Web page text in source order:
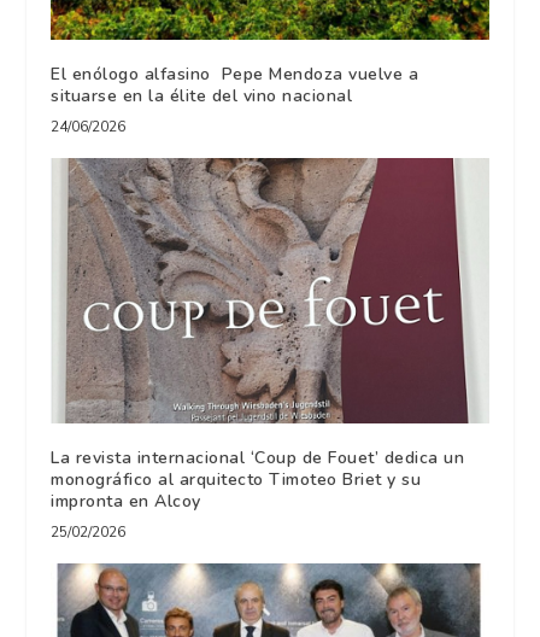
El enólogo alfasino Pepe Mendoza vuelve a
situarse en la élite del vino nacional
24/06/2026
La revista internacional ‘Coup de Fouet’ dedica un
monográfico al arquitecto Timoteo Briet y su
impronta en Alcoy
25/02/2026